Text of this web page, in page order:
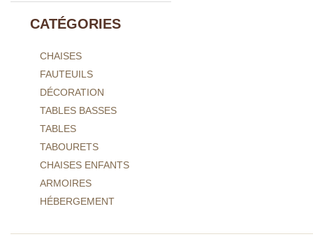
CATÉGORIES
CHAISES
FAUTEUILS
DÉCORATION
TABLES BASSES
TABLES
TABOURETS
CHAISES ENFANTS
ARMOIRES
HÉBERGEMENT